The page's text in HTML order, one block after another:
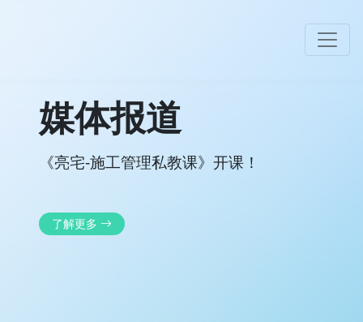
媒体报道
《亮宅-施工管理私教课》开课！
了解更多